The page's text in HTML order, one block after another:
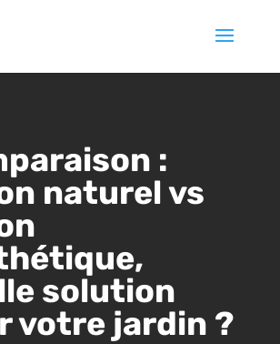
:
naturel vs
solution
votre jardin ?